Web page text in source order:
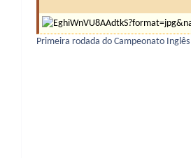
Primeira rodada do Campeonato